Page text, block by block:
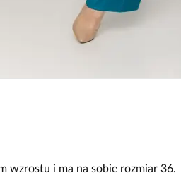
wzrostu i ma na sobie rozmiar 36.